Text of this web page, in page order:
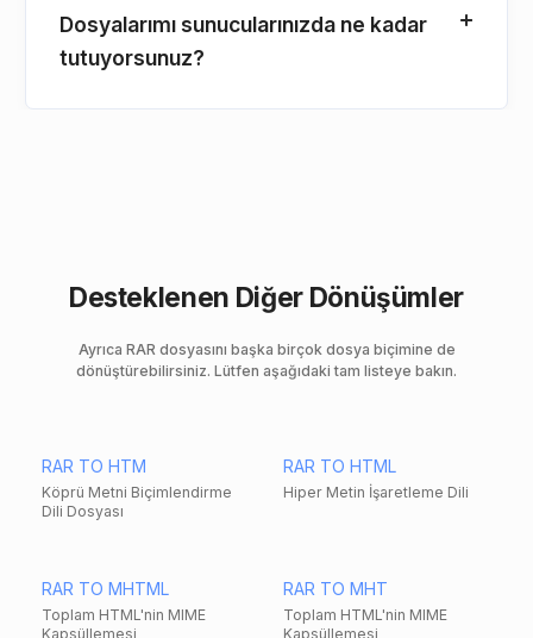
Dosyalarımı sunucularınızda ne kadar
tutuyorsunuz?
Desteklenen Diğer Dönüşümler
Ayrıca RAR dosyasını başka birçok dosya biçimine de
dönüştürebilirsiniz. Lütfen aşağıdaki tam listeye bakın.
RAR TO HTM
Köprü Metni Biçimlendirme
Dili Dosyası
RAR TO HTML
Hiper Metin İşaretleme Dili
RAR TO MHTML
Toplam HTML'nin MIME
Kapsüllemesi
RAR TO MHT
Toplam HTML'nin MIME
Kapsüllemesi